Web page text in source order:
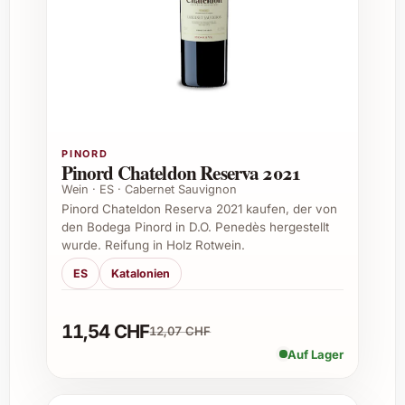
für genussvolle Abende und festliche
Häufig gestellte Fragen zu Finca El
1. Aus welchem Anbaugebiet stammt der
Finca El Peruco 2019?
Er stammt aus der renommierten Weinregion
Ribera del Duero in Spanien, bekannt für
seine hochwertigen Tempranillo-Weine.
Der Wein wird ausschliesslich aus der
Tempranillo-Traube hergestellt, lokal auch als
PINORD
Pinord Chateldon Reserva 2021
Wein · ES · Cabernet Sauvignon
Pinord Chateldon Reserva 2021 kaufen, der von
den Bodega Pinord in D.O. Penedès hergestellt
wurde. Reifung in Holz Rotwein.
ES Katalonien
11,54 CHF12,07 CHF
Auf Lager